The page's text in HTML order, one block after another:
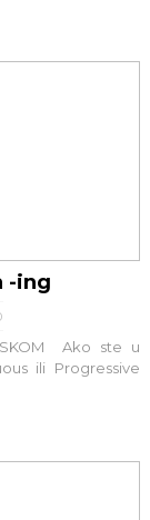
-ing
Ako ste u
ili Progressive